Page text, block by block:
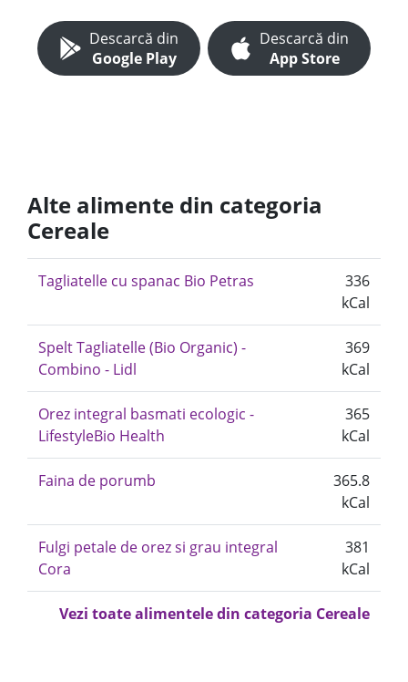
Descarcă din
Google Play
Descarcă din
App Store
Alte alimente din categoria
Cereale
Tagliatelle cu spanac Bio Petras
336
kCal
Spelt Tagliatelle (Bio Organic) -
Combino - Lidl
369
kCal
Orez integral basmati ecologic -
LifestyleBio Health
365
kCal
Faina de porumb
365.8
kCal
Fulgi petale de orez si grau integral
Cora
381
kCal
Vezi toate alimentele din categoria Cereale